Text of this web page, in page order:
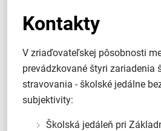
O Lamači
Kontakty
V zriaďovateľskej pôsobnosti
prevádzkované štyri zariadenia
stravovania - školské jedálne
subjektivity:
Školská jedáleň pri